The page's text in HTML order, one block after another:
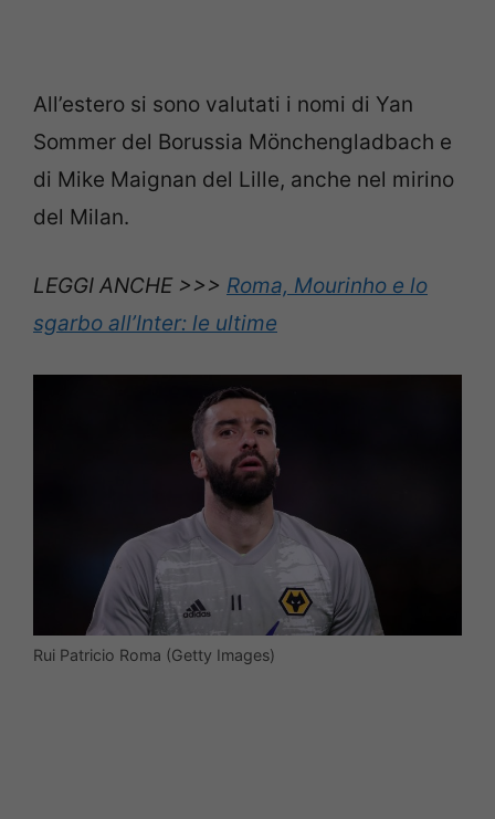
All’estero si sono valutati i nomi di Yan
Sommer del Borussia Mönchengladbach e
di Mike Maignan del Lille, anche nel mirino
del Milan.
LEGGI ANCHE >>> Roma, Mourinho e lo
sgarbo all’Inter: le ultime
Rui Patricio Roma (Getty Images)